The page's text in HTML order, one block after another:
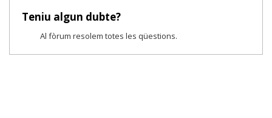
Teniu algun dubte?
Al fòrum resolem totes les qüestions.